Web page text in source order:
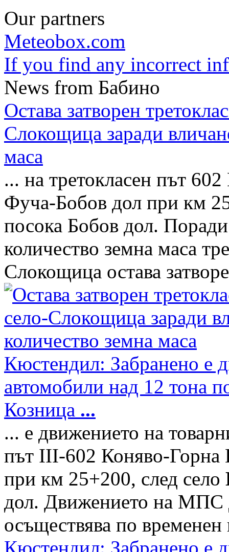
Our partners
Meteobox.com
If you find any incorrect
News from Бабино
Остава затворен
Слокощица заради
маса
... на третокласен път
Фуча-Бобов дол при км
посока Бобов дол.
количество земна маса
Слокощица остава
Кюстендил: Забранено е
автомобили над 12 тона
Козница ...
... е движението на
път III-602 Коняво-
при км 25+200, след село
дол. Движението на МПС
осъществява по временен
Кюстендил: Забранено е